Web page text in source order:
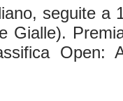
seguite a
Gialle).
Open: